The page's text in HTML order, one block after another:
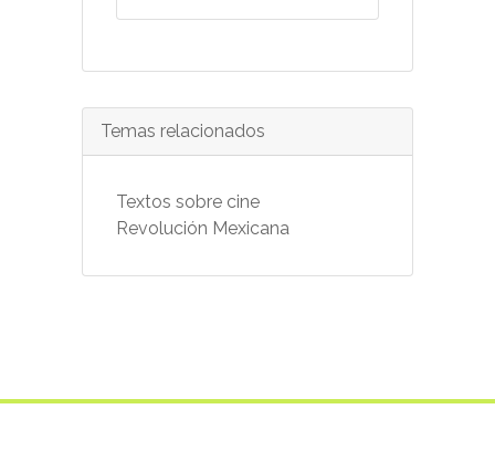
Temas relacionados
Textos sobre cine
Revolución Mexicana